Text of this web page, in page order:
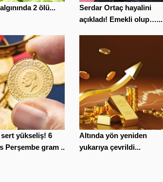
2 ölü...
Serdar Ortaç hayalini
açıkladı! Emekli olup…...
sert yükseliş! 6
Perşembe gram ...
Altında yön yeniden
yukarıya çevrildi...